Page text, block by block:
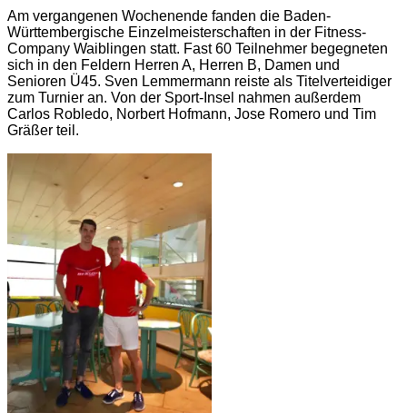
Am vergangenen Wochenende fanden die Baden-
Württembergische Einzelmeisterschaften in der Fitness-
Company Waiblingen statt. Fast 60 Teilnehmer begegneten
sich in den Feldern Herren A, Herren B, Damen und
Senioren Ü45. Sven Lemmermann reiste als Titelverteidiger
zum Turnier an. Von der Sport-Insel nahmen außerdem
Carlos Robledo, Norbert Hofmann, Jose Romero und Tim
Gräßer teil.